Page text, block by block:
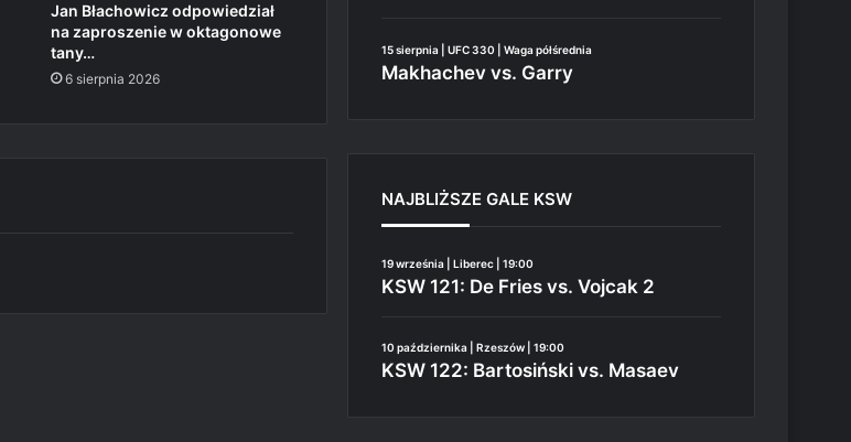
Jan Błachowicz odpowiedział
na zaproszenie w oktagonowe
tany…
6 sierpnia 2026
15 sierpnia | UFC 330 | Waga półśrednia
Makhachev vs. Garry
NAJBLIŻSZE GALE KSW
19 września | Liberec | 19:00
KSW 121: De Fries vs. Vojcak 2
10 października | Rzeszów | 19:00
KSW 122: Bartosiński vs. Masaev